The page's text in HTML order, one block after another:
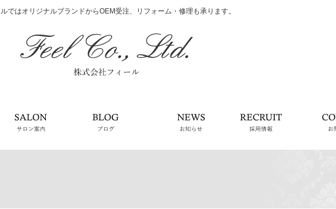
ではオリジナルブランドからOEM受注、リフォーム・修理も承ります。
案内 サロン案内 お知らせ 採用情報